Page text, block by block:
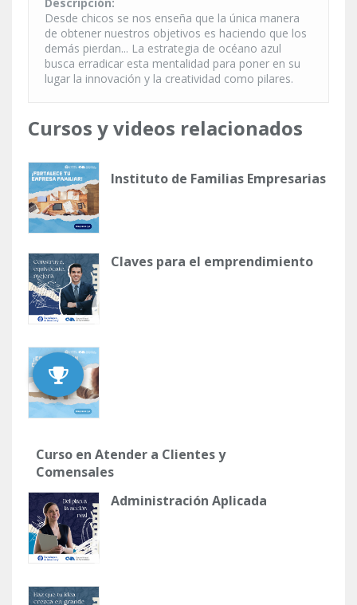
Desde chicos se nos enseña que la única manera
de obtener nuestros objetivos es haciendo que los
demás pierdan... La estrategia de océano azul
busca erradicar esta mentalidad para poner en su
lugar la innovación y la creatividad como pilares.
Cursos y videos relacionados
Instituto de Familias Empresarias
Claves para el emprendimiento
Curso en Atender a Clientes y
Comensales
Administración Aplicada